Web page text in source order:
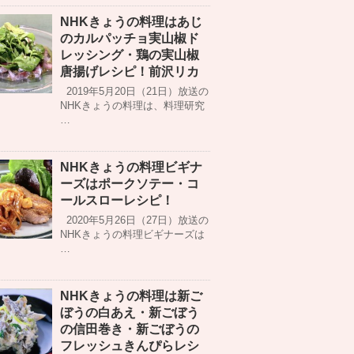
NHKきょうの料理はあじ
のカルパッチョ実山椒ド
レッシング・鶏の実山椒
唐揚げレシピ！前沢リカ
2019年5月20日（21日）放送の
NHKきょうの料理は、料理研究
…
NHKきょうの料理ビギナ
ーズはポークソテー・コ
ールスローレシピ！
2020年5月26日（27日）放送の
NHKきょうの料理ビギナーズは
…
NHKきょうの料理は新ご
ぼうの白あえ・新ごぼう
の信田巻き・新ごぼうの
フレッシュきんぴらレシ